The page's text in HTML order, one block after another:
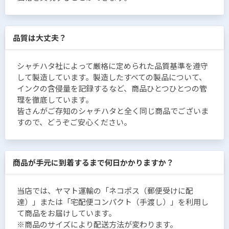
品質は大丈夫？
シャチハタ社によって厳格に定められた品質基準を遵守
して製造しています。製造したすべての製品について、
インクの含侵量を記録するなど、商品ひとつひとつの管
理を徹底しています。
皆さんがご存知のシャチハタと全く同じ商品でございま
すので、どうぞご安心ください。
商品が手元に到着するまで何日かかりますか？
当店では、ヤマト運輸の「ネコポス（郵便受けに配
達）」または「宅配便コンパクト（手渡し）」を利用し
て商品をお届けしています。
※商品のサイズにより配送方法が変わります。